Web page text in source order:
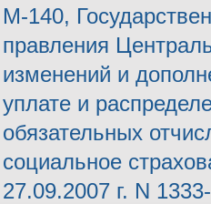
М-140,
правления
изменений и
уплате и
обязательных
социальное
27.09.2007 г. N